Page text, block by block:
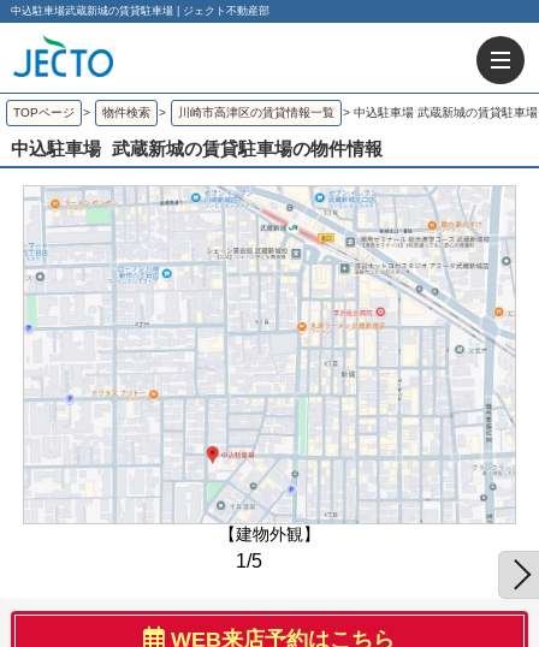
中込駐車場武蔵新城の賃貸駐車場 | ジェクト不動産部
TOPページ > 物件検索 > 川崎市高津区の賃貸情報一覧 > 中込駐車場 武蔵新城の賃貸駐車場
中込駐車場 武蔵新城の賃貸駐車場の物件情報
【建物外観】
1/5
WEB来店予約はこちら